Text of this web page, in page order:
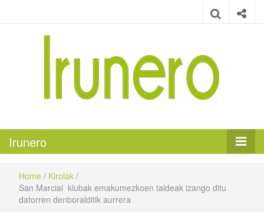
Irunero
Home / Kirolak /
San Marcial klubak emakumezkoen taldeak izango ditu
datorren denboralditik aurrera